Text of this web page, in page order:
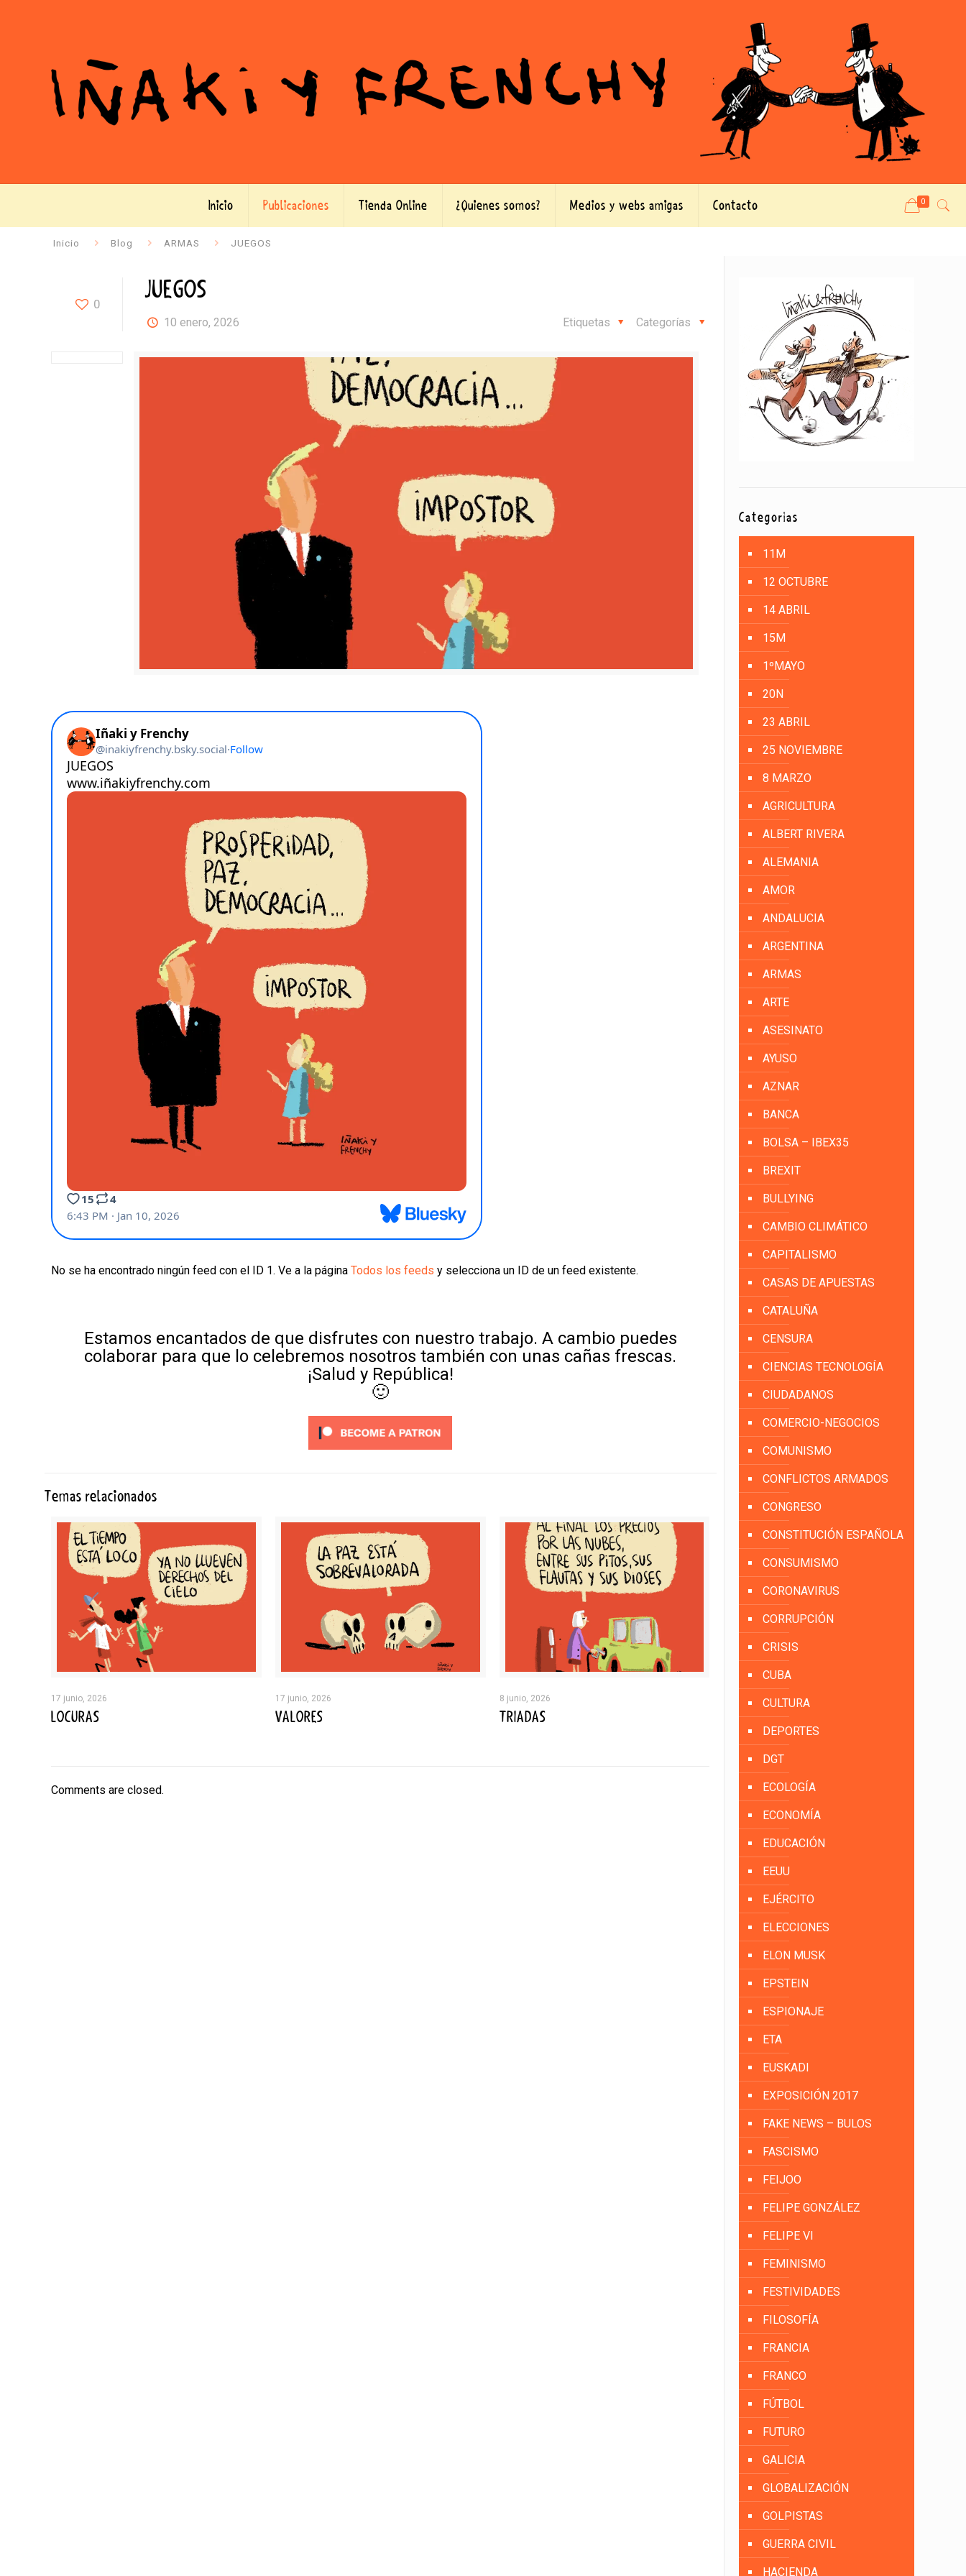
Inicio Publicaciones Tienda Online ¿Quienes somos? Medios y webs amigas Contacto 0
Inicio Blog ARMAS JUEGOS
0 JUEGOS
10 enero, 2026 Categorías
Etiquetas
No se ha encontrado ningún feed con el ID 1. Ve a la páginaTodos los feeds y selecciona un ID de un feed existente.
Estamos encantados de que disfrutes con nuestro trabajo. A cambio puedes
colaborar para que lo celebremos nosotros también con unas cañas frescas.
¡Salud y República!
🙂
Temas relacionados
17 junio, 2026
LOCURAS
17 junio, 2026
VALORES
8 junio, 2026
TRIADAS
Comments are closed.
Categorías
11M
12 OCTUBRE
14 ABRIL
15M
1ºMAYO
20N
23 ABRIL
25 NOVIEMBRE
8 MARZO
AGRICULTURA
ALBERT RIVERA
ALEMANIA
AMOR
ANDALUCIA
ARGENTINA
ARMAS
ARTE
ASESINATO
AYUSO
AZNAR
BANCA
BOLSA – IBEX35
BREXIT
BULLYING
CAMBIO CLIMÁTICO
CAPITALISMO
CASAS DE APUESTAS
CATALUÑA
CENSURA
CIENCIAS TECNOLOGÍA
CIUDADANOS
COMERCIO-NEGOCIOS
COMUNISMO
CONFLICTOS ARMADOS
CONGRESO
CONSTITUCIÓN ESPAÑOLA
CONSUMISMO
CORONAVIRUS
CORRUPCIÓN
CRISIS
CUBA
CULTURA
DEPORTES
DGT
ECOLOGÍA
ECONOMÍA
EDUCACIÓN
EEUU
EJÉRCITO
ELECCIONES
ELON MUSK
EPSTEIN
ESPIONAJE
ETA
EUSKADI
EXPOSICIÓN 2017
FAKE NEWS – BULOS
FASCISMO
FEIJOO
FELIPE GONZÁLEZ
FELIPE VI
FEMINISMO
FESTIVIDADES
FILOSOFÍA
FRANCIA
FRANCO
FÚTBOL
FUTURO
GALICIA
GLOBALIZACIÓN
GOLPISTAS
GUERRA CIVIL
HACIENDA